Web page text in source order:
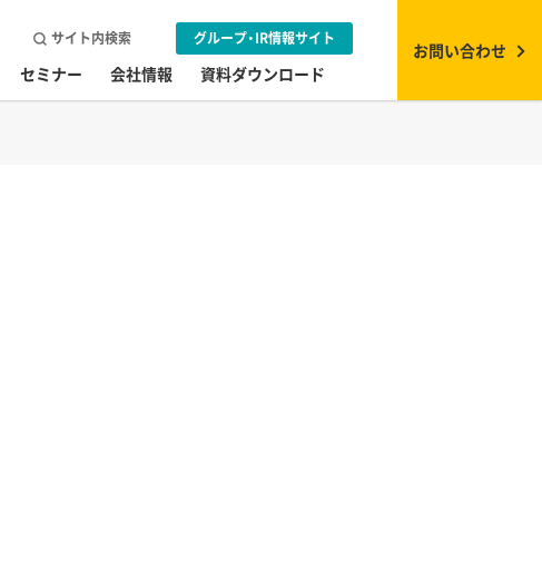
セミナー 会社情報 資料ダウンロード
サイト内検索 グループ・IR情報サイト
お問い合わせ